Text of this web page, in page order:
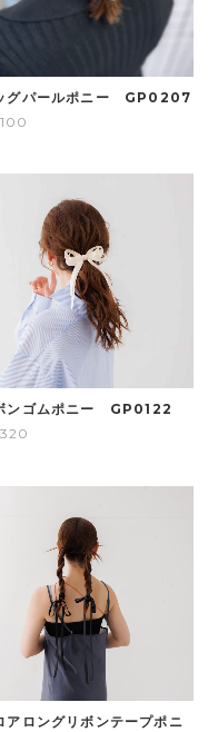
グパールポニー GP0207
ンゴムポニー GP0122
アロングリボンテープポニ